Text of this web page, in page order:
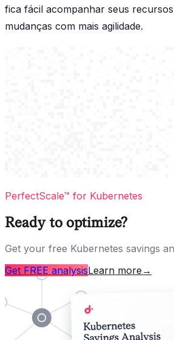
fica fácil acompanhar seus
mudanças com mais agilidade.
PerfectScale™ for Kubernetes
Ready to optimize?
Get your free Kubernetes savings
Get FREE analysisLearn more →